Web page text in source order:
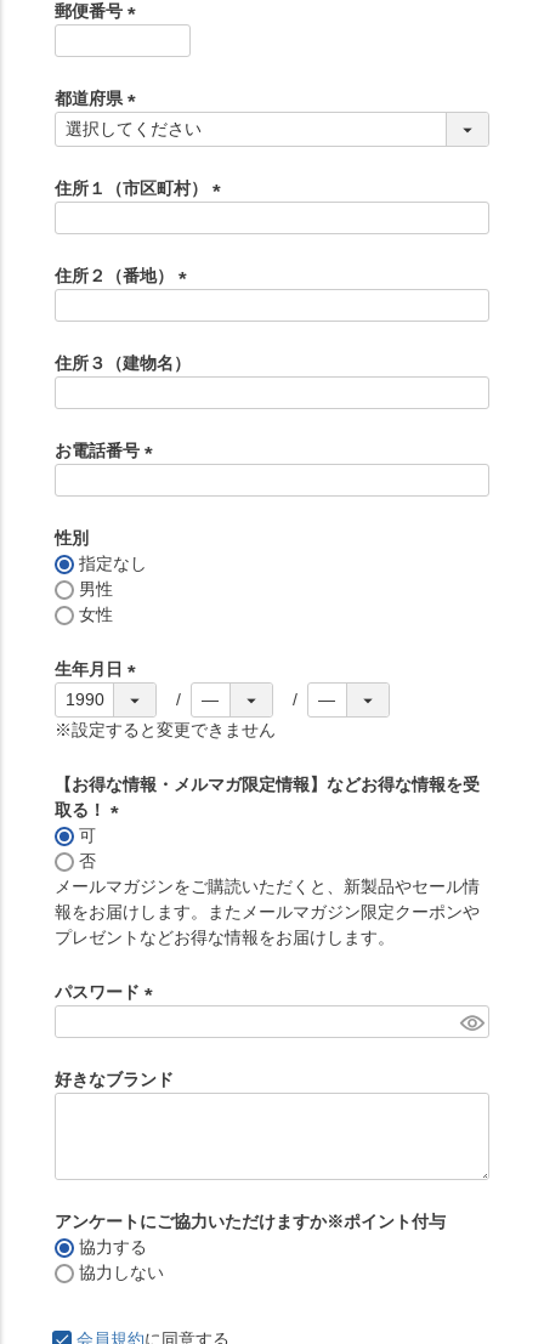
郵便番号
須
)
都道府県
(
須
)
住所１（市区町村）
)
住所２（番地）
須
)
住所３（建物名）
お電話番号
性別
指定なし
男性
女性
生年月日
(
必
)
※設定すると変更できません
【お得な情報・メルマガ限定情報】などお得な情報を受
取る！
須
)
可
否
メールマガジンをご購読いただくと、新製品やセール情
報をお届けします。またメールマガジン限定クーポンや
プレゼントなどお得な情報をお届けします。
パスワード
須
)
好きなブランド
アンケートにご協力いただけますか※ポイント付与
協力する
協力しない
会員規約に同意する